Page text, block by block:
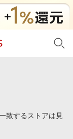
致するストアは見